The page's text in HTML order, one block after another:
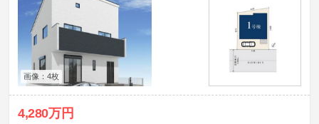
画像：4枚
4,280万円